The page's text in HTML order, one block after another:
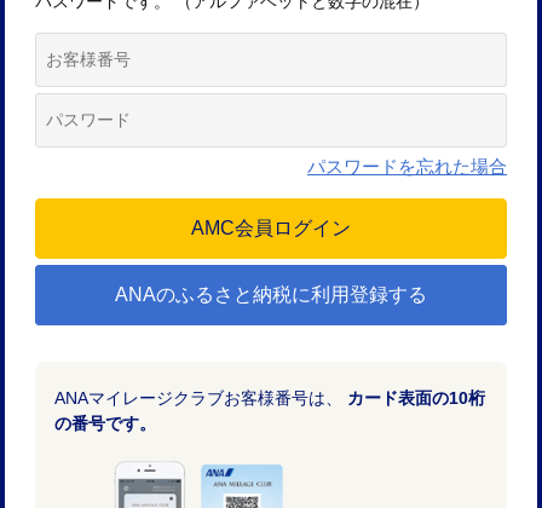
パスワードを忘れた場合
ANAのふるさと納税に利用登録する
ANAマイレージクラブお客様番号は、 カード表面の10桁
の番号です。